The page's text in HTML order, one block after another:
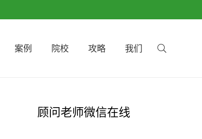
案例 院校 攻略 我们
顾问老师微信在线